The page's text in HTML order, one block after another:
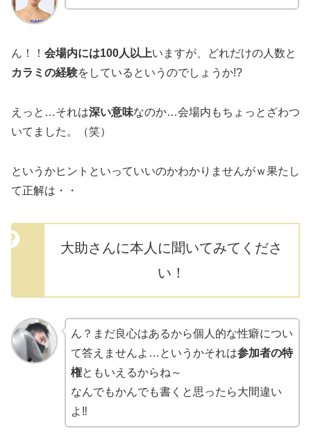
ん！！ 会場内には100人以上いますが、どれだけの人数と
カラミの経験をしているというのでしょうか!?
えっと…それは深い意味なのか…会場内もちょっとざわつ
いてました。（笑）
というかヒントといっていいのかわかりませんがｗ果たし
て正解は・・
大助さんに本人に聞いてみてくださ
い！
ん？まだ良心はあるから個人的な性癖につい
て答えませんよ…というかそれは参加者の特
権ともいえるからね～
なんでもかんでも書くと思ったら大間違い
よ‼